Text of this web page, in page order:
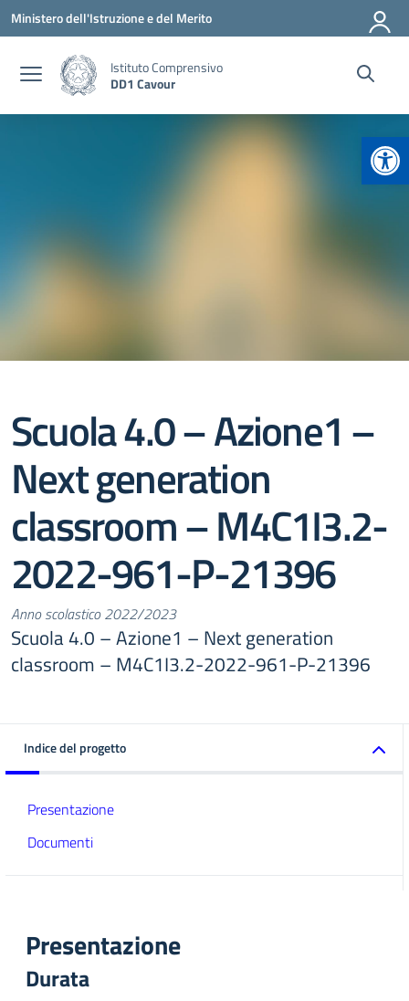
Vai ai contenuti
Vai al menu di navigazione
Vai al footer
Ministero dell'Istruzione e del Merito
Istituto Comprensivo
DD1 Cavour
Scuola 4.0 – Azione1 –
Next generation
classroom – M4C1I3.2-
2022-961-P-21396
Anno scolastico 2022/2023
Scuola 4.0 – Azione1 – Next generation
classroom – M4C1I3.2-2022-961-P-21396
Indice del progetto
Presentazione
Documenti
Presentazione
Durata